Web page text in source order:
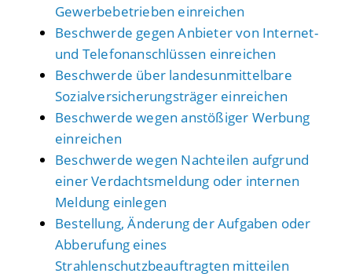
Gewerbebetrieben einreichen
Beschwerde gegen Anbieter von Internet-
und Telefonanschlüssen einreichen
Beschwerde über landesunmittelbare
Sozialversicherungsträger einreichen
Beschwerde wegen anstößiger Werbung
einreichen
Beschwerde wegen Nachteilen aufgrund
einer Verdachtsmeldung oder internen
Meldung einlegen
Bestellung, Änderung der Aufgaben oder
Abberufung eines
Strahlenschutzbeauftragten mitteilen